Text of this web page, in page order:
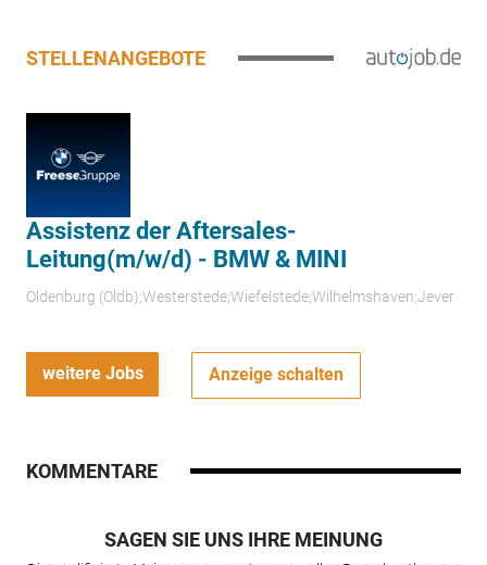
STELLENANGEBOTE
Assistenz der Aftersales-
Leitung(m/w/d) - BMW & MINI
Oldenburg (Oldb);Westerstede;Wiefelstede;Wilhelmshaven;Jever
weitere Jobs Anzeige schalten
KOMMENTARE
SAGEN SIE UNS IHRE MEINUNG